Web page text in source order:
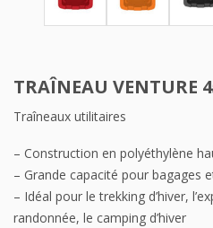
TRAÎNEAU VENTURE
Traîneaux utilitaires
– Construction en polyéthylène
– Grande capacité pour bagages
– Idéal pour le trekking d’hiver,
randonnée, le camping d’hiver